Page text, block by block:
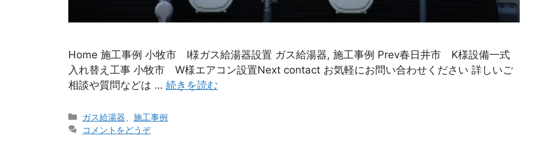
Home 施工事例 小牧市 I様ガス給湯器設置 ガス給湯器, 施工事例 Prev春日井市 K様設備一式
入れ替え工事 小牧市 W様エアコン設置Next contact お気軽にお問い合わせください 詳しいご
相談や質問などは … 続きを読む
ガス給湯器 、施工事例
コメントをどうぞ